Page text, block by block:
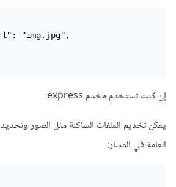
إن كنت تستخدم مخدم express:
يمكن تخديم الملفات الساكنة مثل الصور
العامة في المسار: